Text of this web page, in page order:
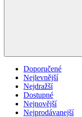
Doporučené
Nejlevnější
Nejdražší
Dostupné
Nejnovější
Nejprodávanejší